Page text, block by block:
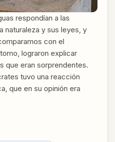
respondían a las
naturaleza y sus leyes, y
con el
lograron explicar
que eran sorprendentes.
tuvo una reacción
que en su opinión era